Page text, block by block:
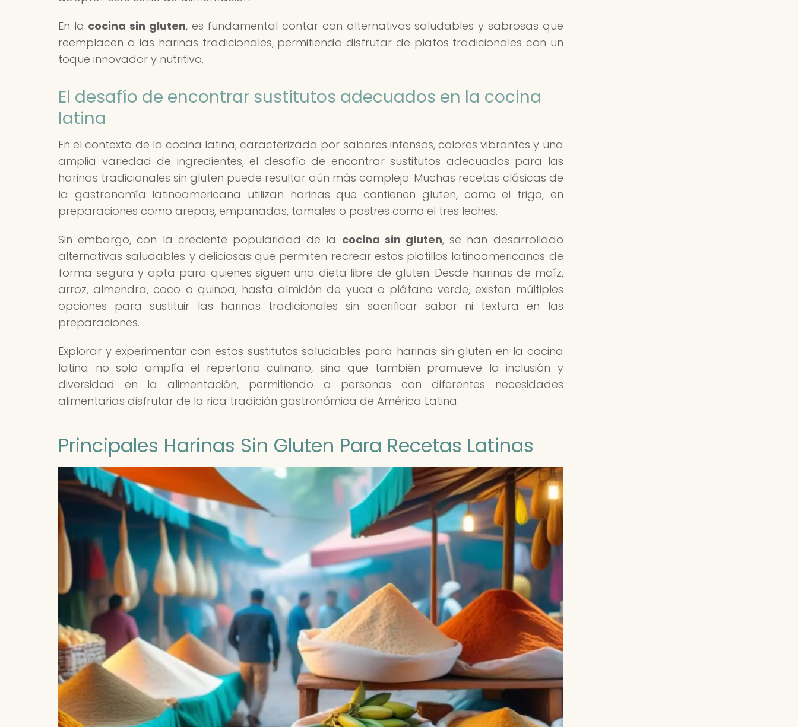
En la cocina sin gluten, es fundamental contar con alternativas saludables y sabrosas que
reemplacen a las harinas tradicionales, permitiendo disfrutar de platos tradicionales con un
toque innovador y nutritivo.
El desafío de encontrar sustitutos adecuados en la cocina
latina
En el contexto de la cocina latina, caracterizada por sabores intensos, colores vibrantes y una
amplia variedad de ingredientes, el desafío de encontrar sustitutos adecuados para las
harinas tradicionales sin gluten puede resultar aún más complejo. Muchas recetas clásicas de
la gastronomía latinoamericana utilizan harinas que contienen gluten, como el trigo, en
preparaciones como arepas, empanadas, tamales o postres como el tres leches.
Sin embargo, con la creciente popularidad de la cocina sin gluten, se han desarrollado
alternativas saludables y deliciosas que permiten recrear estos platillos latinoamericanos de
forma segura y apta para quienes siguen una dieta libre de gluten. Desde harinas de maíz,
arroz, almendra, coco o quinoa, hasta almidón de yuca o plátano verde, existen múltiples
opciones para sustituir las harinas tradicionales sin sacrificar sabor ni textura en las
preparaciones.
Explorar y experimentar con estos sustitutos saludables para harinas sin gluten en la cocina
latina no solo amplía el repertorio culinario, sino que también promueve la inclusión y
diversidad en la alimentación, permitiendo a personas con diferentes necesidades
alimentarias disfrutar de la rica tradición gastronómica de América Latina.
Principales Harinas Sin Gluten Para Recetas Latinas